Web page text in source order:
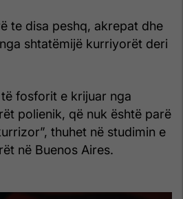
te disa peshq, akrepat dhe
shtatëmijë kurriyorët deri
fosforit e krijuar nga
polienik, që nuk është parë
thuhet në studimin e
në Buenos Aires.